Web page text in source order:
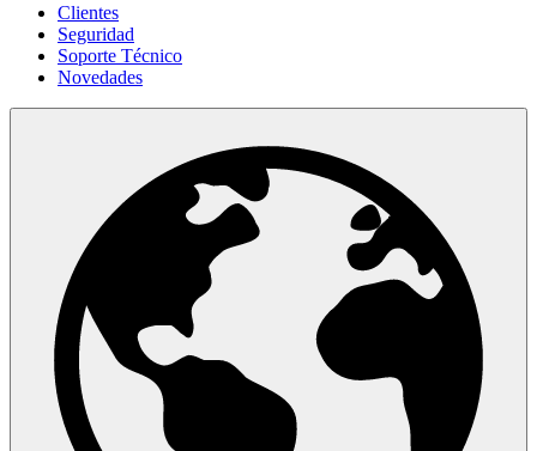
Clientes
Seguridad
Soporte Técnico
Novedades